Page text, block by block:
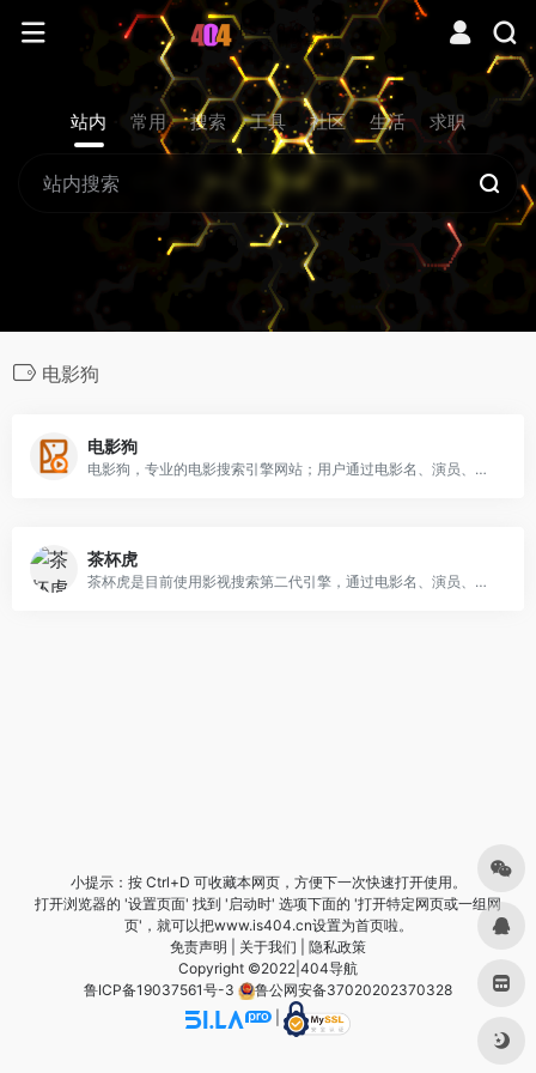
站内 常用 搜索 工具 社区 生活 求职
电影狗
电影狗
电影狗，专业的电影搜索引擎网站；用户通过电影名、演员、导演、电视剧、动漫等关键词进行搜索，直达电影资源站，让电影搜索更高效、更便捷、更精准！
茶杯虎
茶杯虎是目前使用影视搜索第二代引擎，通过电影名、演员、导演、电视剧、动漫等关键词进行搜索，直达电影资源站，与茶杯狐,51搜剧,电影淘淘,电影狗等搜索不同的是增加了影视评论以及剧情详细介绍，未来会增加影视分集剧情，让电影搜索类更高效、更便捷、更精准！
小提示：按 Ctrl+D 可收藏本网页，方便下一次快速打开使用。
打开浏览器的 '设置页面' 找到 '启动时' 选项下面的 '打开特定网页或一组网
页'，就可以把www.is404.cn设置为首页啦。
免责声明
关于我们
隐私政策
Copyright ©2022| 404导航
鲁ICP备19037561号-3
鲁公网安备37020202370328
|